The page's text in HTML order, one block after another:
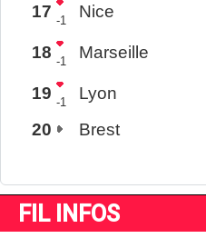
17 -1 Nice
18 -1 Marseille
19 -1 Lyon
20
Brest
FIL INFOS